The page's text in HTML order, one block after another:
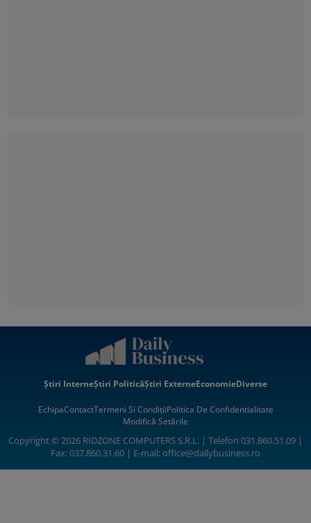
Știri InterneȘtiri PoliticăȘtiri ExterneEconomieDiverse
EchipaContactTermeni Si CondițiiPolitica De Confidentialitate
Modifică Setările
Copyright © 2026 RIDZONE COMPUTERS S.R.L. | Telefon 031.860.51.09 |
Fax: 037.860.31.60 | E-mail:office@dailybusiness.ro